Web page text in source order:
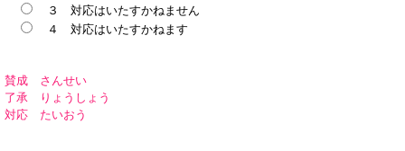
３ 対応はいたすかねません
４ 対応はいたすかねます
賛成 さんせい
了承 りょうしょう
対応 たいおう